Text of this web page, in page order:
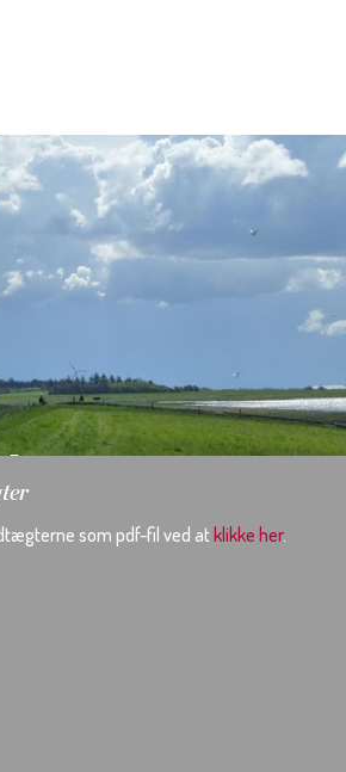
Foss
som pdf-fil ved atklikke her.